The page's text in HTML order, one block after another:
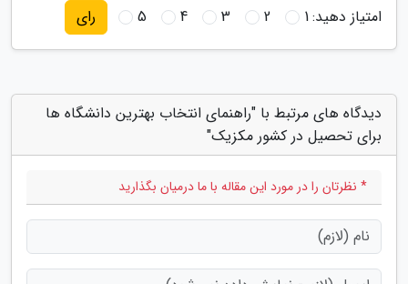
امتیاز دهید:1
2
3
4
5 رای
دیدگاه های مرتبط با "راهنمای انتخاب بهترین دانشگاه ها
برای تحصیل در کشور مکزیک"
* نظرتان را در مورد این مقاله با ما درمیان بگذارید